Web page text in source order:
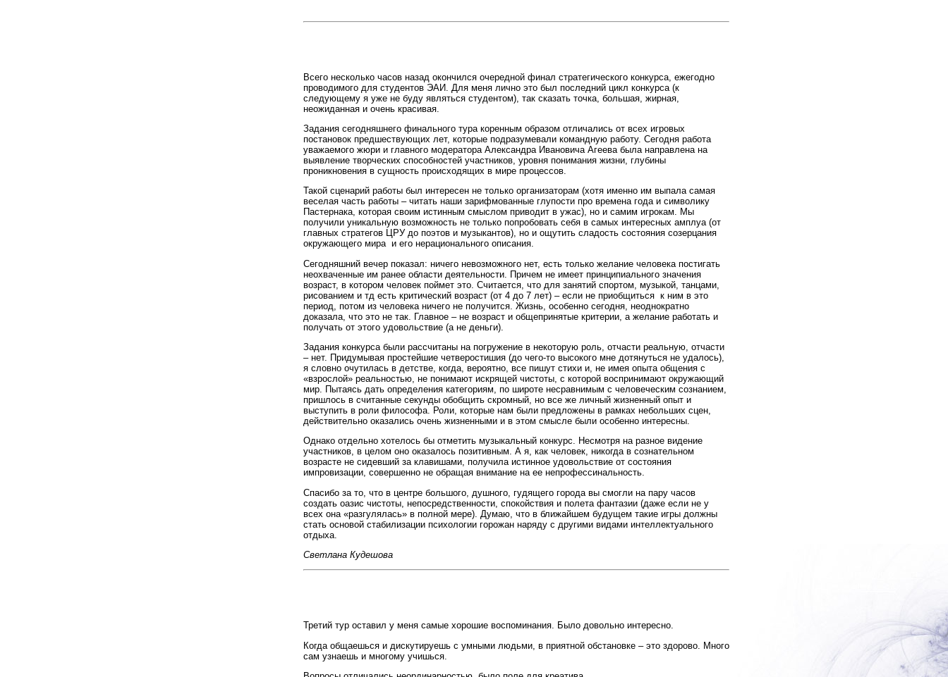
Всего несколько часов назад окончился очередной финал стратегического конкурса, ежегодно
проводимого для студентов ЭАИ. Для меня лично это был последний цикл конкурса (к
следующему я уже не буду являться студентом), так сказать точка, большая, жирная,
неожиданная и очень красивая.
Задания сегодняшнего финального тура коренным образом отличались от всех игровых
постановок предшествующих лет, которые подразумевали командную работу. Сегодня работа
уважаемого жюри и главного модератора Александра Ивановича Агеева была направлена на
выявление творческих способностей участников, уровня понимания жизни, глубины
проникновения в сущность происходящих в мире процессов.
Такой сценарий работы был интересен не только организаторам (хотя именно им выпала самая
веселая часть работы – читать наши зарифмованные глупости про времена года и символику
Пастернака, которая своим истинным смыслом приводит в ужас), но и самим игрокам. Мы
получили уникальную возможность не только попробовать себя в самых интересных амплуа (от
главных стратегов ЦРУ до поэтов и музыкантов), но и ощутить сладость состояния созерцания
окружающего мира и его нерационального описания.
Сегодняшний вечер показал: ничего невозможного нет, есть только желание человека постигать
неохваченные им ранее области деятельности. Причем не имеет принципиального значения
возраст, в котором человек поймет это. Считается, что для занятий спортом, музыкой, танцами,
рисованием и тд есть критический возраст (от 4 до 7 лет) – если не приобщиться к ним в это
период, потом из человека ничего не получится. Жизнь, особенно сегодня, неоднократно
доказала, что это не так. Главное – не возраст и общепринятые критерии, а желание работать и
получать от этого удовольствие (а не деньги).
Задания конкурса были рассчитаны на погружение в некоторую роль, отчасти реальную, отчасти
– нет. Придумывая простейшие четверостишия (до чего-то высокого мне дотянуться не удалось),
я словно очутилась в детстве, когда, вероятно, все пишут стихи и, не имея опыта общения с
«взрослой» реальностью, не понимают искрящей чистоты, с которой воспринимают окружающий
мир. Пытаясь дать определения категориям, по широте несравнимым с человеческим сознанием,
пришлось в считанные секунды обобщить скромный, но все же личный жизненный опыт и
выступить в роли философа. Роли, которые нам были предложены в рамках небольших сцен,
действительно оказались очень жизненными и в этом смысле были особенно интересны.
Однако отдельно хотелось бы отметить музыкальный конкурс. Несмотря на разное видение
участников, в целом оно оказалось позитивным. А я, как человек, никогда в сознательном
возрасте не сидевший за клавишами, получила истинное удовольствие от состояния
импровизации, совершенно не обращая внимание на ее непрофессинальность.
Спасибо за то, что в центре большого, душного, гудящего города вы смогли на пару часов
создать оазис чистоты, непосредственности, спокойствия и полета фантазии (даже если не у
всех она «разгулялась» в полной мере). Думаю, что в ближайшем будущем такие игры должны
стать основой стабилизации психологии горожан наряду с другими видами интеллектуального
отдыха.
Светлана Кудешова
Третий тур оставил у меня самые хорошие воспоминания. Было довольно интересно.
Когда общаешься и дискутируешь с умными людьми, в приятной обстановке – это здорово. Много
сам узнаешь и многому учишься.